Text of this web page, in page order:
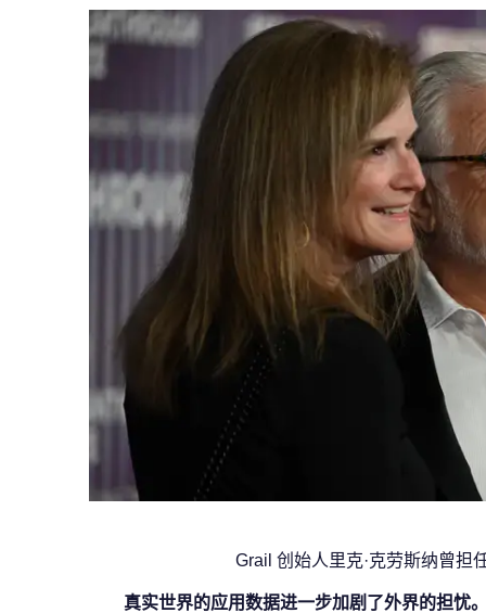
Grail 创始人里克·克劳斯纳曾担
真实世界的应用数据进一步加剧了外界的担忧